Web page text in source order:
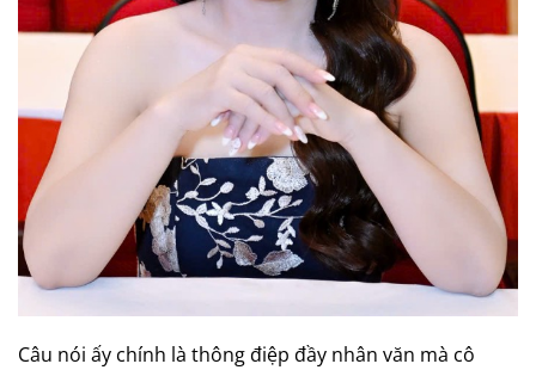
Câu nói ấy chính là thông điệp đầy nhân văn mà cô